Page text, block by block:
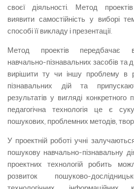
своєї діяльності. Метод
виявити самостійність у виборі
способі її викладу і презентації.
Метод проектів передбачає
навчально-пізнавальних засобів та
вирішити ту чи іншу проблему в
пізнавальних дій та
результатів у вигляді конкретного
педагогічна технологія це є
пошукових, проблемних методів,
У проектній роботі учні
пошукову навчально-пізнавальну
проектних технологій робить
розвиток пошуково-